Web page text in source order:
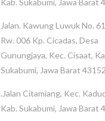
Jalan. Kawung Luwuk No.
Rw. 006 Kp. Cicadas, Desa
Gunungjaya, Kec. Cisaat,
Sukabumi, Jawa Barat 43152
.Jalan Citamiang, Kec.
Kab. Sukabumi, Jawa Barat